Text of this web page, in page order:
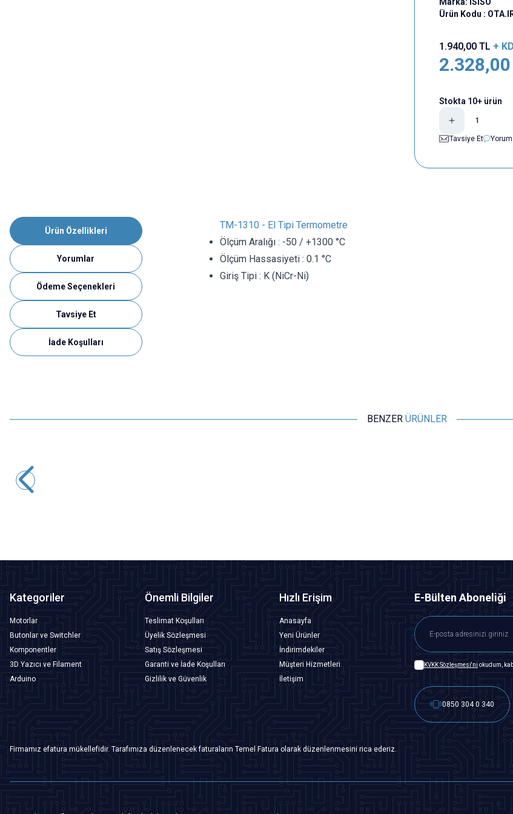
Ürün Kodu :
1.940,00TL +
2.328,00
Stokta 10+ ürün
Tavsiye Et
Ürün Özellikleri
Yorumlar
Ödeme Seçenekleri
Tavsiye Et
İade Koşulları
TM-1310 - El Tipi Termometre
Ölçüm Aralığı : -50 / +1300 °C
Ölçüm Hassasiyeti : 0.1 °C
Giriş Tipi : K (NiCr-Ni)
BENZER ÜRÜNLER
Kategoriler
Motorlar
Butonlar ve Switchler
Komponentler
3D Yazıcı ve Filament
Arduino
Önemli Bilgiler
Teslimat Koşulları
Üyelik Sözleşmesi
Satış Sözleşmesi
Garanti ve İade Koşulları
Gizlilik ve Güvenlik
Hızlı Erişim
Anasayfa
Yeni Ürünler
İndirimdekiler
Müşteri Hizmetleri
İletişim
E-Bülten Aboneliği
KVKK Sözleşmesi'ni okudum,
0850 304 0 340
Firmamız efatura mükellefidir. Tarafımıza düzenlenecek faturaların Temel Fatura olarak düzenlenmesini rica ederiz.